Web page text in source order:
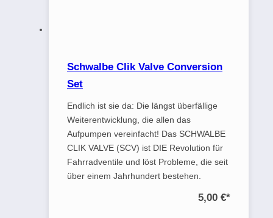
Schwalbe Clik Valve Conversion
Set
Endlich ist sie da: Die längst überfällige
Weiterentwicklung, die allen das
Aufpumpen vereinfacht! Das SCHWALBE
CLIK VALVE (SCV) ist DIE Revolution für
Fahrradventile und löst Probleme, die seit
über einem Jahrhundert bestehen.
5,00 €*